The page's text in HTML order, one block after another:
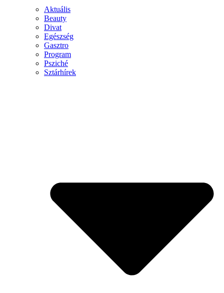
Aktuális
Beauty
Divat
Egészség
Gasztro
Program
Psziché
Sztárhírek